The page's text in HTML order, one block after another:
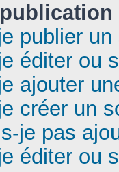
publier
éditer ou
ajouter
créer un
je pas
éditer ou